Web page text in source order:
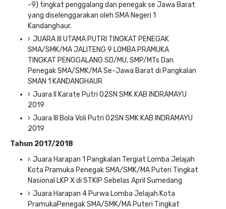
-9) tingkat penggalang dan penegak se Jawa Barat
yang diselenggarakan oleh SMA Negeri 1
Kandanghaur.
JUARA III UTAMA PUTRI TINGKAT PENEGAK
SMA/SMK/MA JALITENG 9 LOMBA PRAMUKA
TINGKAT PENGGALANG SD/MU, SMP/MTs Dan
Penegak SMA/SMK/MA Se-Jawa Barat di Pangkalan
SMAN 1 KANDANGHAUR
Juara II Karate Putri O2SN SMK KAB INDRAMAYU
2019
Juara III Bola Voli Putri O2SN SMK KAB INDRAMAYU
2019
Tahun 2017/2018
Juara Harapan 1 Pangkalan Tergiat Lomba Jelajah
Kota Pramuka Penegak SMA/SMK/MA Puteri Tingkat
Nasional LKP X di STKIP Sebelas April Sumedang
Juara Harapan 4 Purwa Lomba Jelajah Kota
PramukaPenegak SMA/SMK/MA Puteri Tingkat